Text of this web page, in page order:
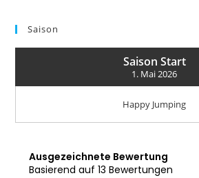
Saison
Saison Start
1. Mai 2026
Happy Jumping
Ausgezeichnete Bewertung
Basierend auf 13 Bewertungen